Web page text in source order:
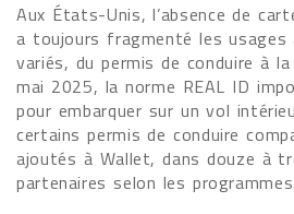
Aux États-Unis, l’absence de
a toujours fragmenté les usages
variés, du permis de conduire à
mai 2025, la norme REAL ID
pour embarquer sur un vol
certains permis de conduire
ajoutés à Wallet, dans douze à
partenaires selon les programmes.